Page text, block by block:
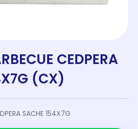
CEDPERA
(CX)
SACHE 154X7G